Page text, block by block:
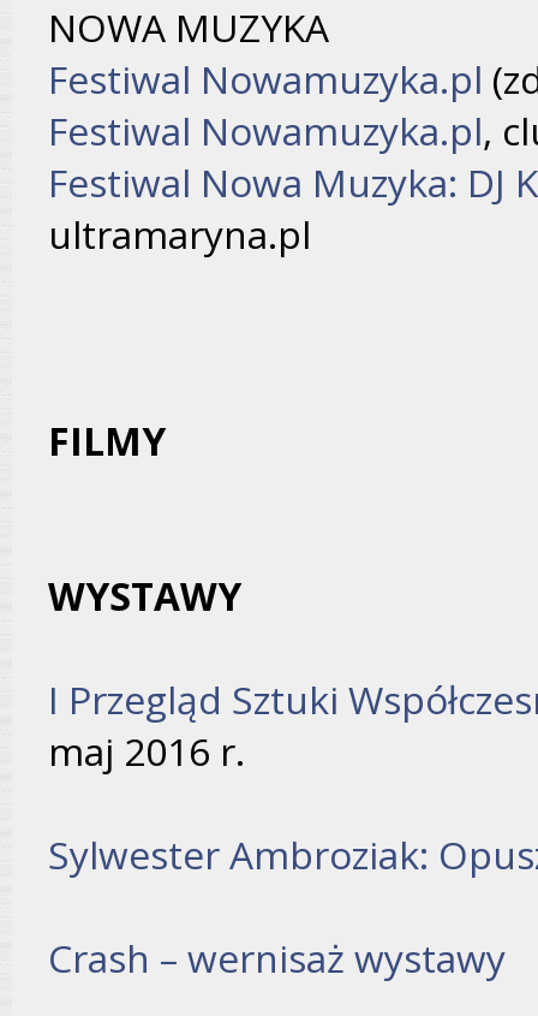
NOWA MUZYKA
Festiwal Nowamuzyka.pl
Festiwal Nowamuzyka.pl,
Festiwal Nowa Muzyka: DJ
ultramaryna.pl
FILMY
WYSTAWY
I Przegląd Sztuki
maj 2016 r.
Sylwester Ambroziak:
Crash – wernisaż wystawy